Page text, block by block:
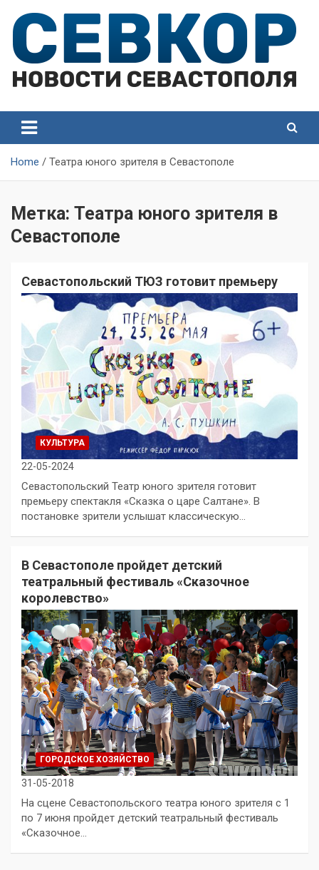
content
Севастополя
Севастополя
Home Театра юного зрителя в Севастополе
Метка: Театра юного зрителя в
Севастополе
Севастопольский ТЮЗ готовит премьеру
КУЛЬТУРА
22-05-2024
Севастопольский Театр юного зрителя готовит
премьеру спектакля «Сказка о царе Салтане». В
постановке зрители услышат классическую…
В Севастополе пройдет детский
театральный фестиваль «Сказочное
королевство»
ГОРОДСКОЕ ХОЗЯЙСТВО
31-05-2018
На сцене Севастопольского театра юного зрителя с 1
по 7 июня пройдет детский театральный фестиваль
«Сказочное…